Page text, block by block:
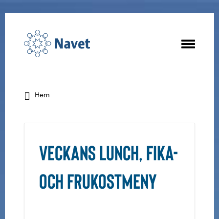
Hem
Veckans lunch, fika-
och frukostmeny